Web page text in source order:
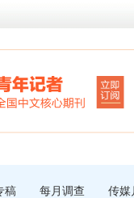
稿 每月调查 传媒